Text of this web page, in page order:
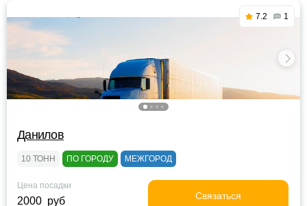
7.2 1
Данилов
10 ТОНН ПО ГОРОДУ МЕЖГОРОД
Цена посадки
2000 руб Связаться